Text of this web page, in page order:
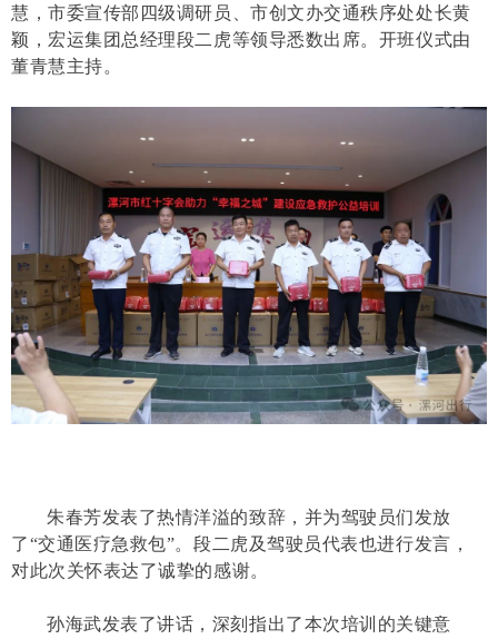
慧，市委宣传部四级调研员、市创文办交通秩序处处长黄
颖，宏运集团总经理段二虎等领导悉数出席。开班仪式由
董青慧主持。
朱春芳发表了热情洋溢的致辞，并为驾驶员们发放
了“交通医疗急救包”。段二虎及驾驶员代表也进行发言，
对此次关怀表达了诚挚的感谢。
孙海武发表了讲话，深刻指出了本次培训的关键意